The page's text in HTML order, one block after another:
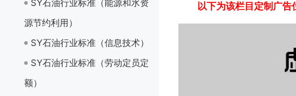
SY石油行业标准（能源和水资
源节约利用）
SY石油行业标准（信息技术）
SY石油行业标准（劳动定员定
额）
以下为该栏目定制广告